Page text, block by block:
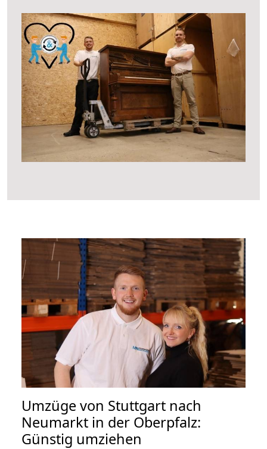
Umzüge von Stuttgart nach
Neumarkt in der Oberpfalz:
Günstig umziehen